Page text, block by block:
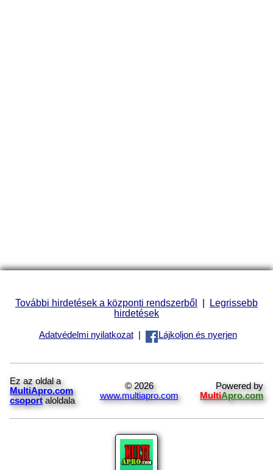
További hirdetések a központi rendszerből | Legrissebb
hirdetések
Adatvédelmi nyilatkozat| Lájkoljon és nyerjen
Ez az oldal a
MultiApro.com
csoport aloldala
© 2026
www.multiapro.com
Powered by
MultiApro.com